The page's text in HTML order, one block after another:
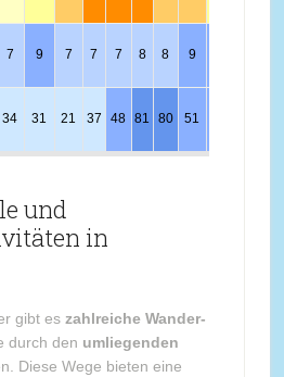
7 9 7 7 7 8 8 9
34 31 21 37 48 81 80 51
und
in
gibt es zahlreiche Wander-
durch den umliegenden
Diese Wege bieten eine